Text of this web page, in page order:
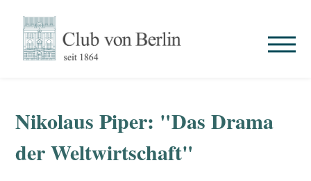
Nikolaus Piper: "Das Drama
der Weltwirtschaft"